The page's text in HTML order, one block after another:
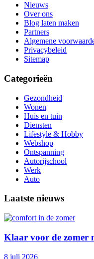
Nieuws
Over ons
Blog laten maken
Partners
Algemene
Privacybeleid
Sitemap
Categorieën
Gezondheid
Wonen
Huis en tuin
Diensten
Lifestyle & Hobby
Webshop
Ontspanning
Autorijschool
Werk
Auto
Laatste nieuws
Klaar voor de zomer
8 juli 2026